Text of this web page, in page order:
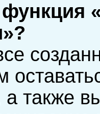
также